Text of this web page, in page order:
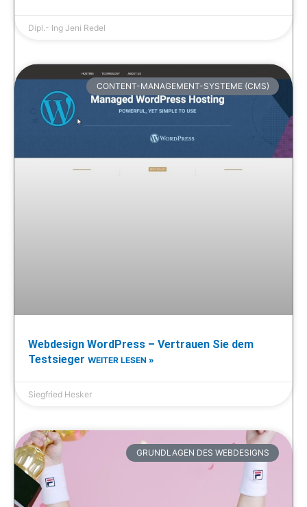
Dipl.- Ing Jeni Redel
CONTENT-MANAGEMENT-SYSTEME (CMS)
Webdesign WordPress – Vertrauen Sie dem
Testsieger WEITER LESEN »
Siegfried Hesker
GRUNDLAGEN DES WEBDESIGNS